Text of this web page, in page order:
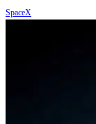
SpaceX